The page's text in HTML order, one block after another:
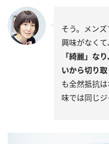
そう。メン
興味がなくて、
「綺麗」な
いから切り取
も全然抵抗
味では同じジ